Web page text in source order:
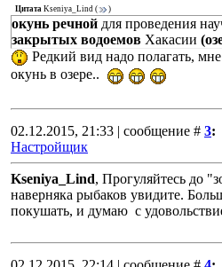
Цитата Kseniya_Lind ( )
окунь речной для проведения
закрытых водоемов Хакасии
Редкий вид надо полагать,
окунь в озере..
02.12.2015, 21:33 | сообщение # 3:
Настройщик
Kseniya_Lind, Прогуляйтесь до
наверняка рыбаков увидите.
покушать, и думаю с